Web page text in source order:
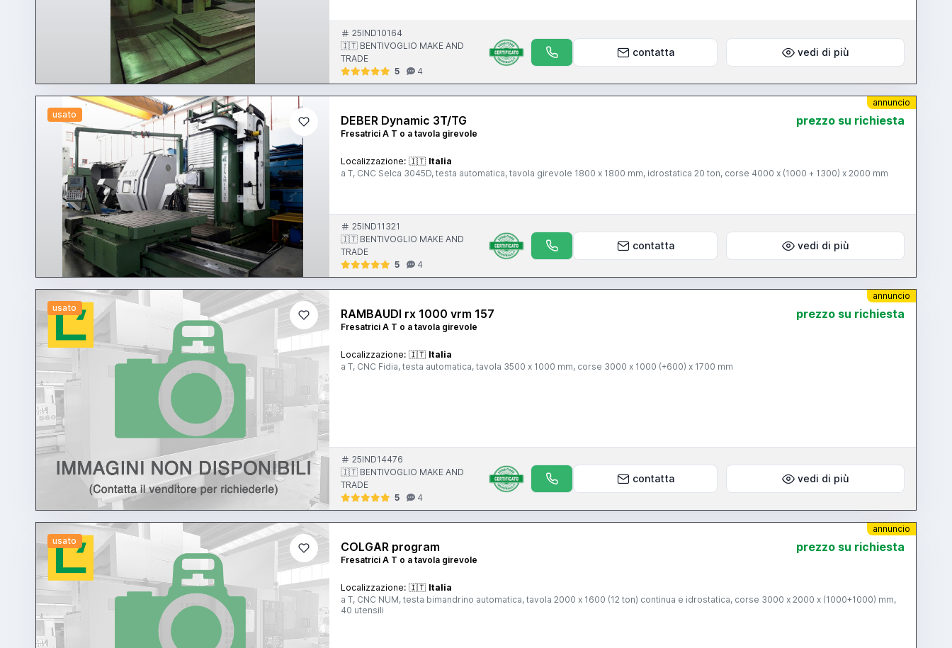
25IND10164
🇮🇹 BENTIVOGLIO MAKE AND
TRADE
5
4
contatta vedi di più
usato
annuncio
DEBER Dynamic 3T/TG
Fresatrici A T o a tavola girevole
prezzo su richiesta
Localizzazione: 🇮🇹 Italia
a T, CNC Selca 3045D, testa automatica, tavola girevole 1800 x 1800 mm, idrostatica 20 ton, corse 4000 x (1000 + 1300) x 2000 mm
25IND11321
🇮🇹 BENTIVOGLIO MAKE AND
TRADE
5
4
contatta vedi di più
usato
annuncio
RAMBAUDI rx 1000 vrm 157
Fresatrici A T o a tavola girevole
prezzo su richiesta
Localizzazione: 🇮🇹 Italia
a T, CNC Fidia, testa automatica, tavola 3500 x 1000 mm, corse 3000 x 1000 (+600) x 1700 mm
25IND14476
🇮🇹 BENTIVOGLIO MAKE AND
TRADE
5
4
contatta vedi di più
usato
annuncio
COLGAR program
Fresatrici A T o a tavola girevole
prezzo su richiesta
Localizzazione: 🇮🇹 Italia
a T, CNC NUM, testa bimandrino automatica, tavola 2000 x 1600 (12 ton) continua e idrostatica, corse 3000 x 2000 x (1000+1000) mm,
40 utensili